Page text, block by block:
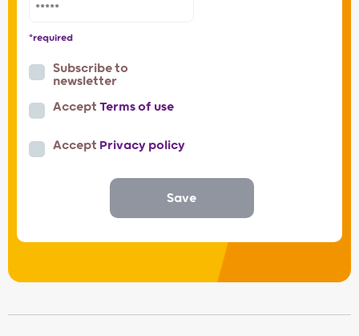
°required
Subscribe to
newsletter
Accept Terms of use
Accept Privacy policy
Save